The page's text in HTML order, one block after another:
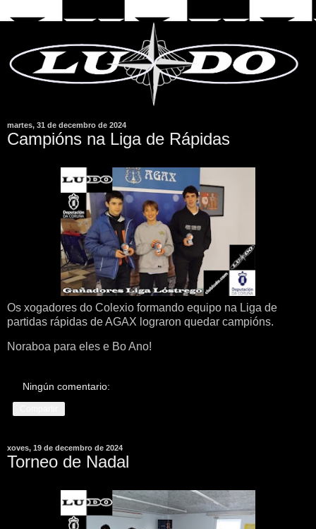
martes, 31 de decembro de 2024
Campións na Liga de Rápidas
Os xogadores do Colexio formando equipo na Liga de
partidas rápidas de AGAX lograron quedar campións.
Noraboa para eles e Bo Ano!
Ningún comentario:
xoves, 19 de decembro de 2024
Torneo de Nadal